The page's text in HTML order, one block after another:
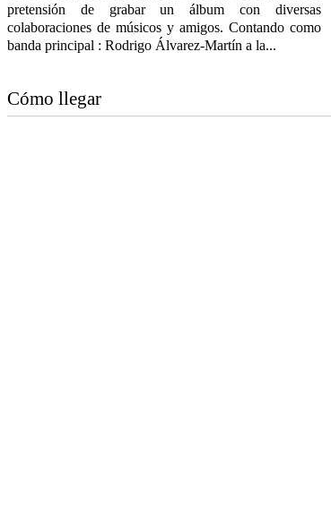
pretensión de grabar un álbum con diversas
colaboraciones de músicos y amigos. Contando como
banda principal : Rodrigo Álvarez-Martín a la...
Cómo llegar